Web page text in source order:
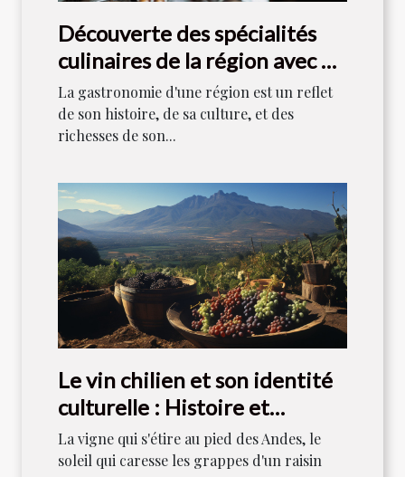
Découverte des spécialités
culinaires de la région avec un
chef local
La gastronomie d'une région est un reflet
de son histoire, de sa culture, et des
richesses de son...
Le vin chilien et son identité
culturelle : Histoire et
tradition
La vigne qui s'étire au pied des Andes, le
soleil qui caresse les grappes d'un raisin